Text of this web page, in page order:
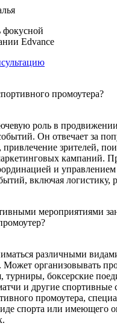
фокусной
Edvance
промоутера?
роль в
Он отвечает за
зрителей,
кампаний.
и
включая логистику,
мероприятиями
различными
Может организовывать
турниры, боксерские
и другие
промоутера,
спорта или имеющего